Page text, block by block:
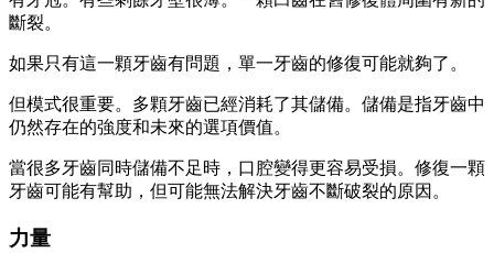
斷裂。
如果只有這一顆牙齒有問題，單一牙齒的修復可能就夠了。
但模式很重要。多顆牙齒已經消耗了其儲備。儲備是指牙齒中
仍然存在的強度和未來的選項價值。
當很多牙齒同時儲備不足時，口腔變得更容易受損。修復一顆
牙齒可能有幫助，但可能無法解決牙齒不斷破裂的原因。
力量